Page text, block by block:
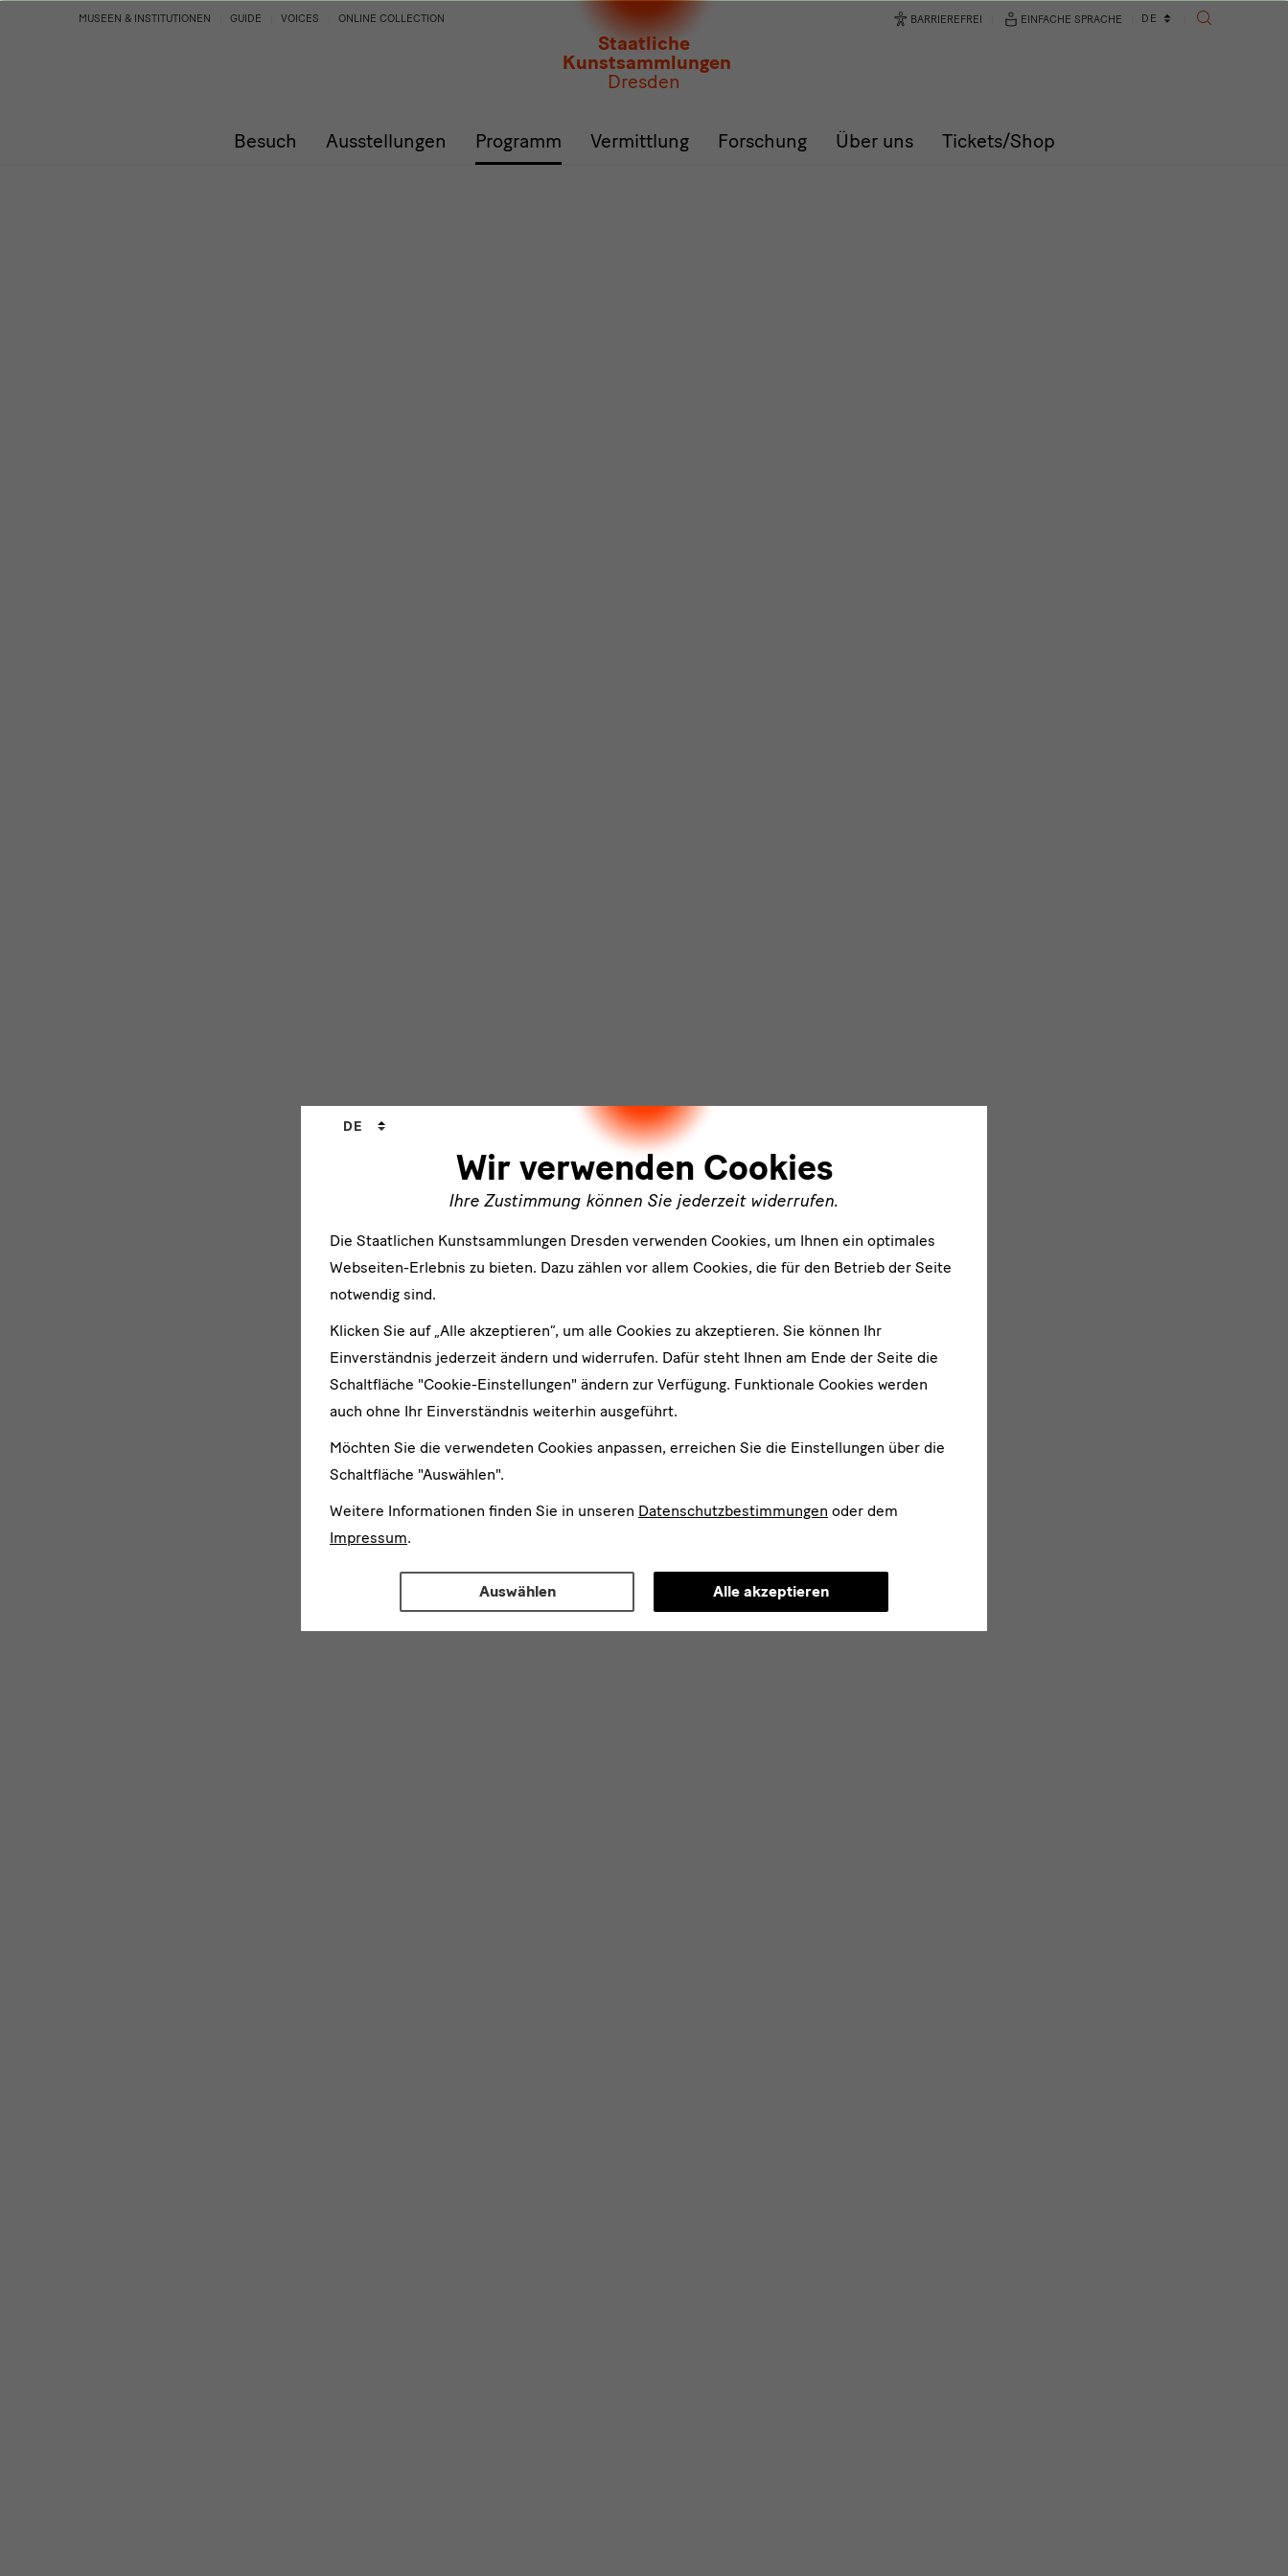
Staatliche
Kunstsammlungen
Dresden
Programm
Besuch Ausstellungen Programm Vermittlung Forschung Über uns Tickets/Shop
MUSEEN & INSTITUTIONEN GUIDE VOICES ONLINE COLLECTION BARRIEREFREI EINFACHE SPRACHE
Sprachwechsler
DE
SUCHE
Wir verwenden Cookies
Ihre Zustimmung können Sie jederzeit widerrufen.
Sprachwechsler
DE
Die Staatlichen Kunstsammlungen Dresden verwenden Cookies, um Ihnen ein optimales
Webseiten-Erlebnis zu bieten. Dazu zählen vor allem Cookies, die für den Betrieb der Seite
notwendig sind.
Klicken Sie auf „Alle akzeptieren“, um alle Cookies zu akzeptieren. Sie können Ihr
Einverständnis jederzeit ändern und widerrufen. Dafür steht Ihnen am Ende der Seite die
Schaltfläche "Cookie-Einstellungen" ändern zur Verfügung. Funktionale Cookies werden
auch ohne Ihr Einverständnis weiterhin ausgeführt.
Möchten Sie die verwendeten Cookies anpassen, erreichen Sie die Einstellungen über die
Schaltfläche "Auswählen".
Weitere Informationen finden Sie in unseren Datenschutzbestimmungen oder dem
Impressum.
Auswählen Alle akzeptieren